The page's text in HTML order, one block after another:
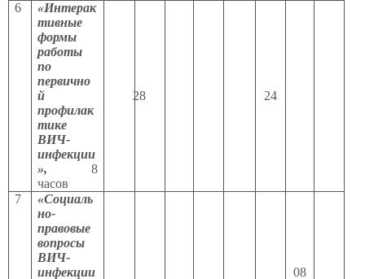
6
«Интерак
тивные
формы
работы
по
первично
й
профилак
тике
ВИЧ-
инфекции
»,
8
часов
28 24
7
«Социаль
но-
правовые
вопросы
ВИЧ-
инфекции
08